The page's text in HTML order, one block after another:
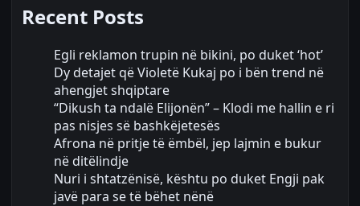
Recent Posts
Egli reklamon trupin në bikini, po duket ‘hot’
Dy detajet që Violetë Kukaj po i bën trend në
ahengjet shqiptare
“Dikush ta ndalë Elijonën” – Klodi me hallin e ri
pas nisjes së bashkëjetesës
Afrona në pritje të ëmbël, jep lajmin e bukur
në ditëlindje
Nuri i shtatzënisë, kështu po duket Engji pak
javë para se të bëhet nënë